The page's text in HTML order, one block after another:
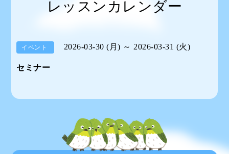
レッスンカレンダー
イベント 2026-03-30 (月) ～ 2026-03-31 (火)
セミナー